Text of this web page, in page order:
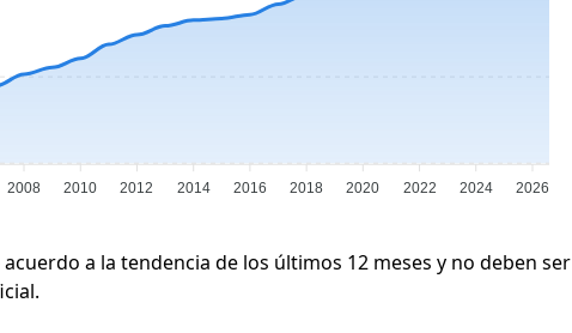
2008 2010 2012 2014 2016 2018 2020 2022 2024 2026
a la tendencia de los últimos 12 meses y no deben ser